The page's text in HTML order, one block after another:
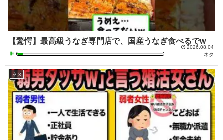
【驚愕】最高級うなぎ専門店で、国産うなぎ食べるでw
2026.08.04
ネタ
ネタ